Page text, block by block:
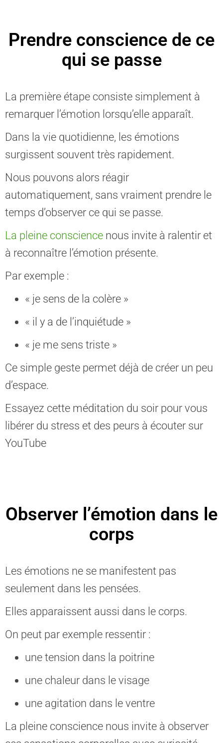
Prendre conscience de ce
qui se passe
La première étape consiste simplement à
remarquer l’émotion lorsqu’elle apparaît.
Dans la vie quotidienne, les émotions
surgissent souvent très rapidement.
Nous pouvons alors réagir
automatiquement, sans vraiment prendre le
temps d’observer ce qui se passe.
La pleine conscience nous invite à ralentir et
à reconnaître l’émotion présente.
Par exemple :
« je sens de la colère »
« il y a de l’inquiétude »
« je me sens triste »
Ce simple geste permet déjà de créer un peu
d’espace.
Essayez cette méditation du soir pour vous
libérer du stress et des peurs à écouter sur
YouTube
Observer l’émotion dans le
corps
Les émotions ne se manifestent pas
seulement dans les pensées.
Elles apparaissent aussi dans le corps.
On peut par exemple ressentir :
une tension dans la poitrine
une chaleur dans le visage
une agitation dans le ventre
La pleine conscience nous invite à observer